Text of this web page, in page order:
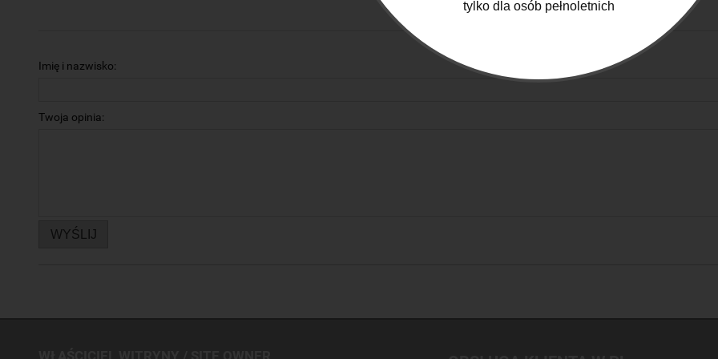
Opinie o produkcie (0)
Imię i nazwisko:
Twoja opinia:
WYŚLIJ
tylko dla osób pełnoletnich